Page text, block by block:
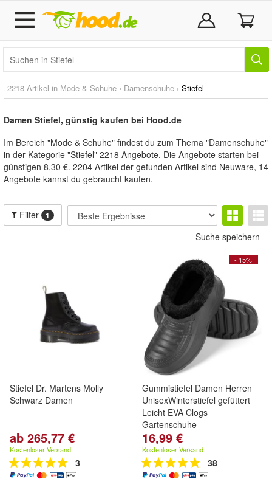
2218 Artikel in Mode & Schuhe › Damenschuhe › Stiefel
Damen Stiefel, günstig kaufen bei Hood.de
Im Bereich "Mode & Schuhe" findest du zum Thema "Damenschuhe"
in der Kategorie "Stiefel" 2218 Angebote. Die Angebote starten bei
günstigen 8,30 €. 2204 Artikel der gefunden Artikel sind Neuware, 14
Angebote kannst du gebraucht kaufen.
Filter 1
Suche speichern
Stiefel Dr. Martens Molly
Schwarz Damen
ab 265,77 €
Kostenloser Versand
3
- 15%
Gummistiefel Damen Herren
UnisexWinterstiefel gefüttert
Leicht EVA Clogs
Gartenschuhe
16,99 €
Kostenloser Versand
38